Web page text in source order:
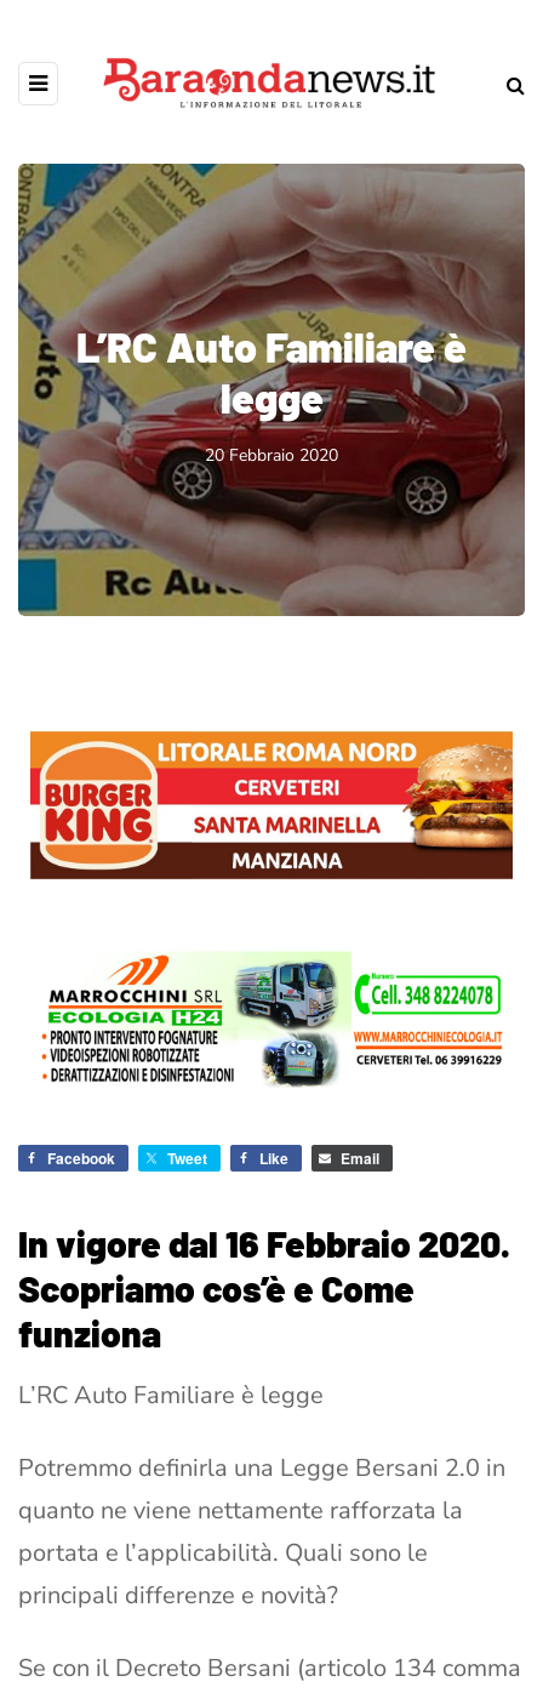
L’RC Auto Familiare è
legge
20 Febbraio 2020
Facebook Tweet Like Email
In vigore dal 16 Febbraio 2020.
Scopriamo cos’è e Come
funziona
L’RC Auto Familiare è legge
Potremmo definirla una Legge Bersani 2.0 in
quanto ne viene nettamente rafforzata la
portata e l’applicabilità. Quali sono le
principali differenze e novità?
Se con il Decreto Bersani (articolo 134 comma